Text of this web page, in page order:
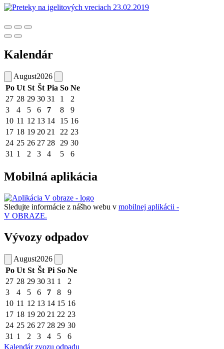
Kalendár
August2026
Po Ut St Št Pia So Ne
27 28 29 30 31 1
2
3
4 5 6 7 8
9
10 11 12 13 14 15 16
17 18 19 20 21 22 23
24 25 26 27 28 29 30
31 1 2 3 4 5 6
Mobilná aplikácia
Sledujte informácie z nášho webu v mobilnej aplikácii -
V OBRAZE.
Vývozy odpadov
August2026
Po Ut St Št Pi So Ne
27 28 29 30 31 1
2
3
4 5 6 7 8
9
10 11 12 13 14 15 16
17 18 19 20 21 22 23
24 25 26 27 28 29 30
31 1 2 3 4 5
6
Kalendár zvozu odpadu